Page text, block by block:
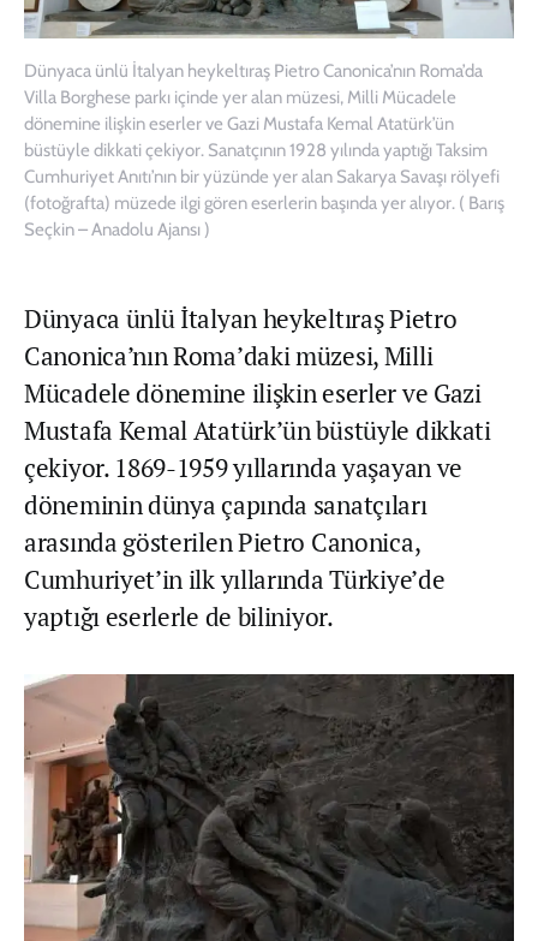
Dünyaca ünlü İtalyan heykeltıraş Pietro Canonica’nın Roma’da
Villa Borghese parkı içinde yer alan müzesi, Milli Mücadele
dönemine ilişkin eserler ve Gazi Mustafa Kemal Atatürk’ün
büstüyle dikkati çekiyor. Sanatçının 1928 yılında yaptığı Taksim
Cumhuriyet Anıtı’nın bir yüzünde yer alan Sakarya Savaşı rölyefi
(fotoğrafta) müzede ilgi gören eserlerin başında yer alıyor. ( Barış
Seçkin – Anadolu Ajansı )
Dünyaca ünlü İtalyan heykeltıraş Pietro
Canonica’nın Roma’daki müzesi, Milli
Mücadele dönemine ilişkin eserler ve Gazi
Mustafa Kemal Atatürk’ün büstüyle dikkati
çekiyor. 1869-1959 yıllarında yaşayan ve
döneminin dünya çapında sanatçıları
arasında gösterilen Pietro Canonica,
Cumhuriyet’in ilk yıllarında Türkiye’de
yaptığı eserlerle de biliniyor.